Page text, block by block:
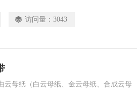
访问量： 3043
云母纸（白云母纸、金云母纸、合成云母